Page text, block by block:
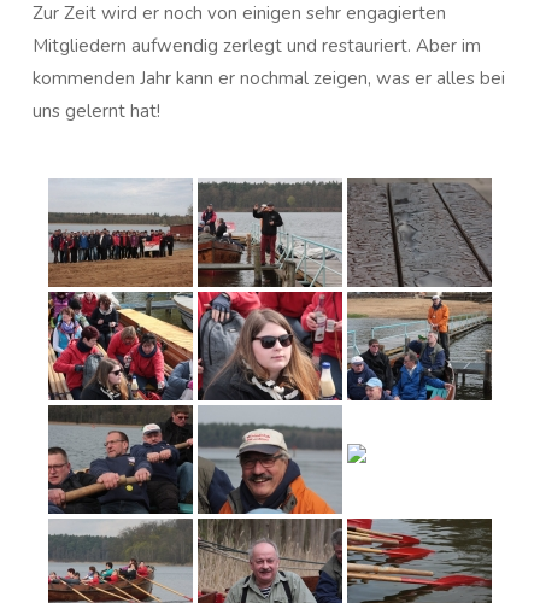
Zur Zeit wird er noch von einigen sehr engagierten
Mitgliedern aufwendig zerlegt und restauriert. Aber im
kommenden Jahr kann er nochmal zeigen, was er alles bei
uns gelernt hat!